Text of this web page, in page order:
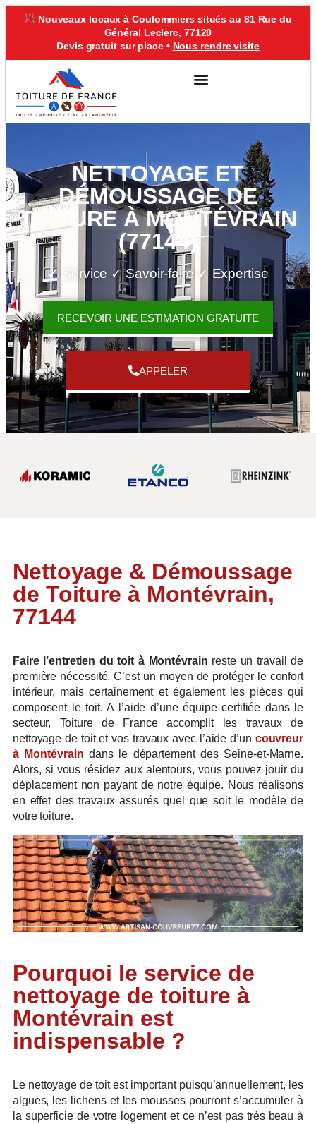
Nouveaux locaux à Coulommiers situés au 81 Rue du
Général Leclerc, 77120
Devis gratuit sur place • Nous rendre visite
NETTOYAGE ET
DÉMOUSSAGE DE
TOITURE À MONTÉVRAIN
(77144)
✓ Service ✓ Savoir-faire ✓ Expertise
RECEVOIR UNE ESTIMATION GRATUITE
APPELER
Nettoyage & Démoussage
de Toiture à Montévrain,
77144
Faire l’entretien du toit à Montévrain reste un travail de
première nécessité. C’est un moyen de protéger le confort
intérieur, mais certainement et également les pièces qui
composent le toit. A l’aide d’une équipe certifiée dans le
secteur, Toiture de France accomplit les travaux de
nettoyage de toit et vos travaux avec l’aide d’un couvreur
à Montévrain dans le département des Seine-et-Marne.
Alors, si vous résidez aux alentours, vous pouvez jouir du
déplacement non payant de notre équipe. Nous réalisons
en effet des travaux assurés quel que soit le modèle de
votre toiture.
Pourquoi le service de
nettoyage de toiture à
Montévrain est
indispensable ?
Le nettoyage de toit est important puisqu’annuellement, les
algues, les lichens et les mousses pourront s’accumuler à
la superficie de votre logement et ce n’est pas très beau à